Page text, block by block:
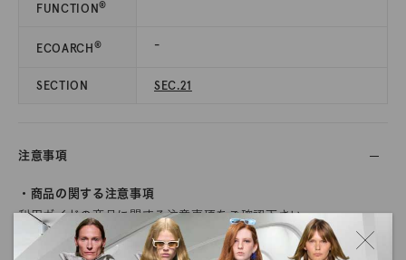
FUNCTION®
ECOARCH® -
SECTION SEC.21
注意事項
・商品の関する注意事項
利用ガイドの商品に関する注意事項をご確認下さい。
・商品のカラーについて